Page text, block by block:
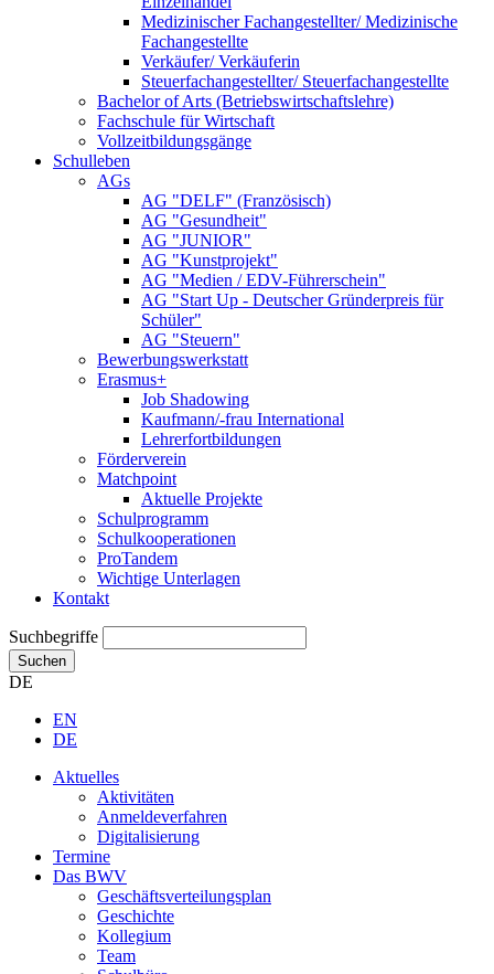
Medizinischer Fachangestellter/ Medizinische
Fachangestellte
Verkäufer/ Verkäuferin
Steuerfachangestellter/ Steuerfachangestellte
Bachelor of Arts (Betriebswirtschaftslehre)
Fachschule für Wirtschaft
Vollzeitbildungsgänge
Schulleben
AGs
AG "DELF" (Französisch)
AG "Gesundheit"
AG "JUNIOR"
AG "Kunstprojekt"
AG "Medien / EDV-Führerschein"
AG "Start Up - Deutscher Gründerpreis für
Schüler"
AG "Steuern"
Bewerbungswerkstatt
Erasmus+
Job Shadowing
Kaufmann/-frau International
Lehrerfortbildungen
Förderverein
Matchpoint
Aktuelle Projekte
Schulprogramm
Schulkooperationen
ProTandem
Wichtige Unterlagen
Kontakt
Suchbegriffe
Suchen
DE
EN
DE
Aktuelles
Aktivitäten
Anmeldeverfahren
Digitalisierung
Termine
Das BWV
Geschäftsverteilungsplan
Geschichte
Kollegium
Team